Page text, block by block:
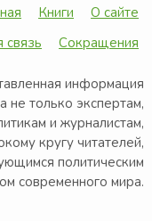
Книги
О сайте
связь
Сокращения
информация
не только экспертам,
и журналистам,
кругу читателей,
политическим
современного мира.